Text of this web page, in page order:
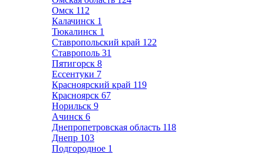
Омск 112
Калачинск 1
Тюкалинск 1
Ставропольский край 122
Ставрополь 31
Пятигорск 8
Ессентуки 7
Красноярский край 119
Красноярск 67
Норильск 9
Ачинск 6
Днепропетровская область 118
Днепр 103
Подгородное 1